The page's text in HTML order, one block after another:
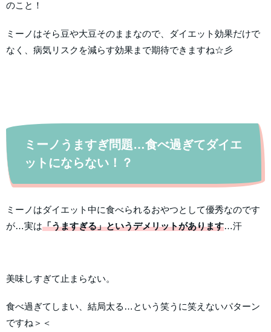
のこと！
ミーノはそら豆や大豆そのままなので、ダイエット効果だけで
なく、病気リスクを減らす効果まで期待できますね☆彡
ミーノうますぎ問題…食べ過ぎてダイエ
ットにならない！？
ミーノはダイエット中に食べられるおやつとして優秀なのです
が…実は「うますぎる」というデメリットがあります…汗
美味しすぎて止まらない。
食べ過ぎてしまい、結局太る…という笑うに笑えないパターン
ですね＞＜